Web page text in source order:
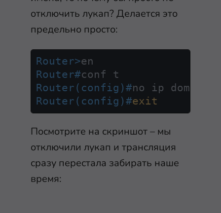
отключить лукап? Делается это
предельно просто:
Router>en
Router#conf t
Router(config)#no ip domain
Router(config)#exit
Посмотрите на скриншот – мы
отключили лукап и трансляция
сразу перестала забирать наше
время: